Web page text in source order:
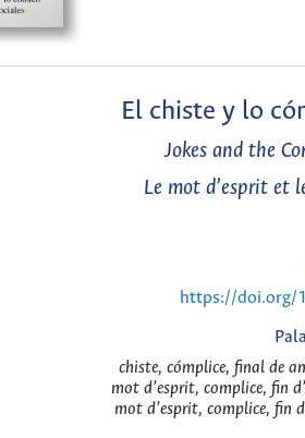
El chiste y lo
Jokes and the
Le mot d’esprit et
https://doi.org/
chiste, cómplice, final de
mot d’esprit, complice, fin
mot d’esprit, complice, fin